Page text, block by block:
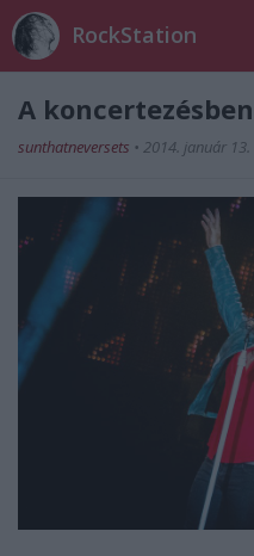
RockStation
A
sunthatneversets • 2014. január 13.